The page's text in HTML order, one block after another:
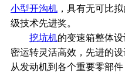
小型开沟机 ，具有无可比
级技术先进奖。
挖坑机的变速箱整体
密运转灵活高效，先进的设
从发动机到各个重要零部